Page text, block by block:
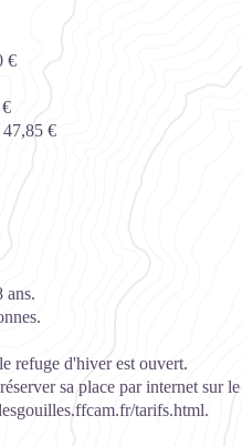
€
€
ans.
refuge d'hiver est ouvert.
sa place par internet sur
tarifs.html.